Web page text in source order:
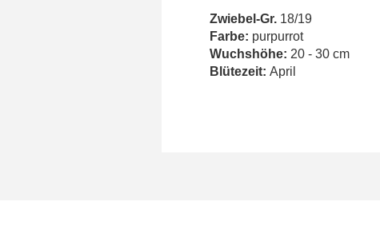
Zwiebel-Gr. 18/19
Farbe: purpurrot
Wuchshöhe: 20 - 30 cm
Blütezeit: April